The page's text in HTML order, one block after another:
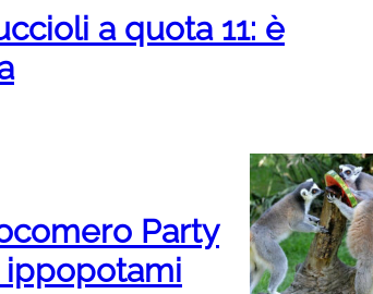
a quota 11: è
Party
ippopotami